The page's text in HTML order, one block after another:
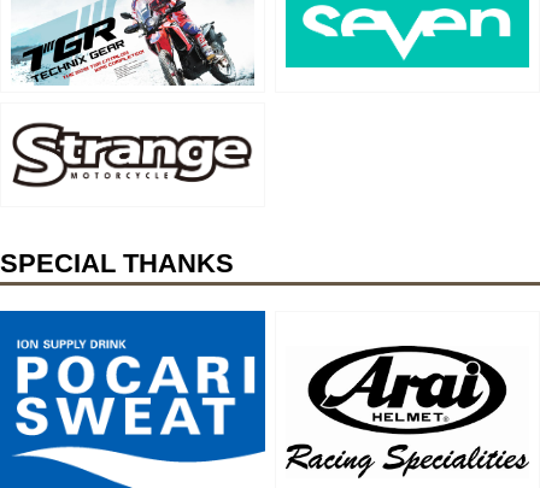
SPECIAL THANKS